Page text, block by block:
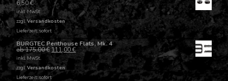
6,50€
inkl. MwSt.
zzgl.Versandkosten
Lieferzeit: sofort
BURGTEC Penthouse Flats, Mk. 4
ab175,00€ 111,00€
inkl. MwSt.
zzgl.Versandkosten
Lieferzeit: sofort